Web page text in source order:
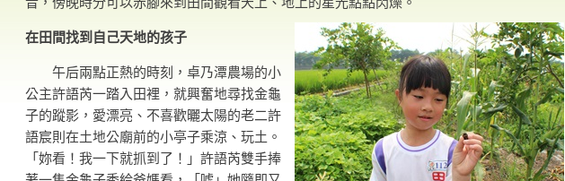
在田間找到自己天地的孩子
午后兩點正熱的時刻，卓乃潭農場的小
公主許語芮一踏入田裡，就興奮地尋找金龜
子的蹤影，愛漂亮、不喜歡曬太陽的老二許
語宸則在土地公廟前的小亭子乘涼、玩土。
「妳看！我一下就抓到了！」許語芮雙手捧